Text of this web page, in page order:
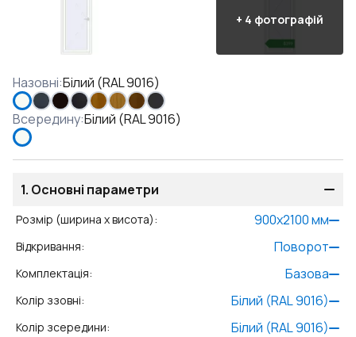
+ 4 фотографій
Назовні:Білий (RAL 9016)
Всередину:Білий (RAL 9016)
1. Основні параметри
Розмір (ширина x висота): 900x2100мм
Відкривання: Поворот
Комплектація: Базова
Колір ззовні: Білий (RAL 9016)
Колір зсередини: Білий (RAL 9016)